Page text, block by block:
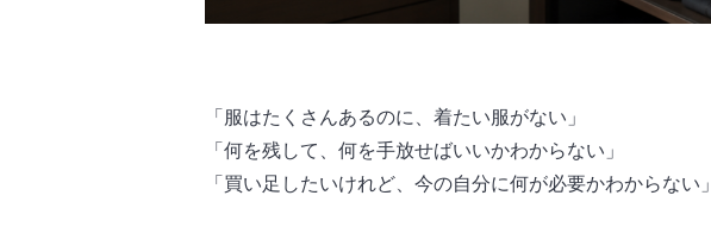
「服はたくさんあるのに、着たい服がない」
「何を残して、何を手放せばいいかわからない」
「買い足したいけれど、今の自分に何が必要かわからない」